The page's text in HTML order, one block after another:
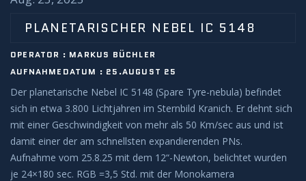
EQUIPMENT
SOFTWARE
BETRIEB
BEOBACHTUNG
PLANETARISCHER NEBEL IC 5148
OPERATOR : MARKUS BÜCHLER
AUFNAHMEDATUM : 25.AUGUST 25
Der planetarische Nebel IC 5148 (Spare Tyre-nebula) befindet
sich in etwa 3.800 Lichtjahren im Sternbild Kranich. Er dehnt sich
mit einer Geschwindigkeit von mehr als 50 Km/sec aus und ist
damit einer der am schnellsten expandierenden PNs.
Aufnahme vom 25.8.25 mit dem 12“-Newton, belichtet wurden
je 24×180 sec. RGB =3,5 Std. mit der Monokamera